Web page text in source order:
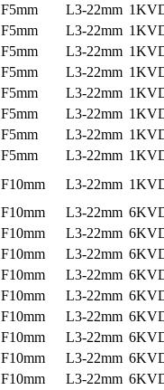
F5mm L3-22mm
F5mm L3-22mm
F5mm L3-22mm
F5mm L3-22mm
F5mm L3-22mm
F5mm L3-22mm
F5mm L3-22mm
F5mm L3-22mm
F10mm L3-22mm
F10mm L3-22mm
F10mm L3-22mm
F10mm L3-22mm
F10mm L3-22mm
F10mm L3-22mm
F10mm L3-22mm
F10mm L3-22mm
F10mm L3-22mm
F10mm L3-22mm